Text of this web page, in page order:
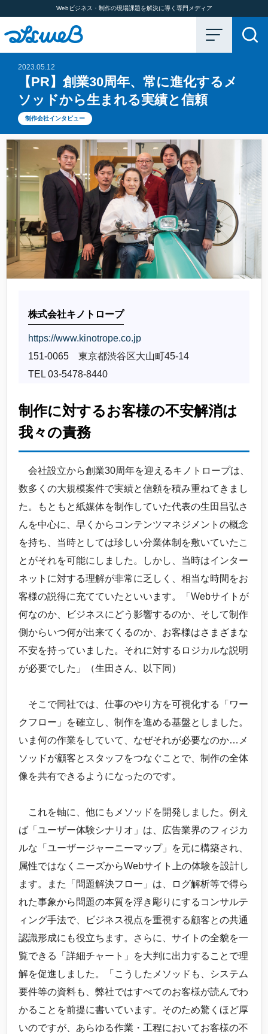
Webビジネス・制作の現場課題を解決に導く専門メディア
2023.05.12
【PR】創業30周年、常に進化するメ
ソッドから生まれる実績と信頼
制作会社インタビュー
株式会社キノトロープ
https://www.kinotrope.co.jp
151-0065 東京都渋谷区大山町45-14
TEL 03-5478-8440
制作に対するお客様の不安解消は
我々の責務
会社設立から創業30周年を迎えるキノトロープは、
数多くの大規模案件で実績と信頼を積み重ねてきまし
た。もともと紙媒体を制作していた代表の生田昌弘さ
んを中心に、早くからコンテンツマネジメントの概念
を持ち、当時としては珍しい分業体制を敷いていたこ
とがそれを可能にしました。しかし、当時はインター
ネットに対する理解が非常に乏しく、相当な時間をお
客様の説得に充てていたといいます。「Webサイトが
何なのか、ビジネスにどう影響するのか、そして制作
側からいつ何が出来てくるのか、お客様はさまざまな
不安を持っていました。それに対するロジカルな説明
が必要でした」（生田さん、以下同）
そこで同社では、仕事のやり方を可視化する「ワー
クフロー」を確立し、制作を進める基盤としました。
いま何の作業をしていて、なぜそれが必要なのか…メ
ソッドが顧客とスタッフをつなぐことで、制作の全体
像を共有できるようになったのです。
これを軸に、他にもメソッドを開発しました。例え
ば「ユーザー体験シナリオ」は、広告業界のフィジカ
ルな「ユーザージャーニーマップ」を元に構築され、
属性ではなくニーズからWebサイト上の体験を設計し
ます。また「問題解決フロー」は、ログ解析等で得ら
れた事象から問題の本質を浮き彫りにするコンサルテ
ィング手法で、ビジネス視点を重視する顧客との共通
認識形成にも役立ちます。さらに、サイトの全貌を一
覧できる「詳細チャート」を大判に出力することで理
解を促進しました。「こうしたメソッドも、システム
要件等の資料も、弊社ではすべてのお客様が読んでわ
かることを前提に書いています。そのため驚くほど厚
いのですが、あらゆる作業・工程においてお客様の不